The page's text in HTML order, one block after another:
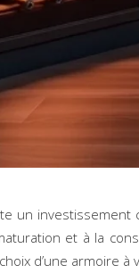
un
et à la
d’une armoire